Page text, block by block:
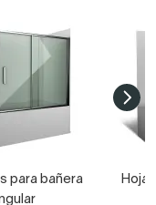
para bañera